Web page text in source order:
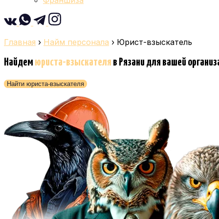
Главная › Найм персонала › Юрист-взыскатель
Найдем юриста-взыскателя в Рязани для вашей
Найти юриста-взыскателя